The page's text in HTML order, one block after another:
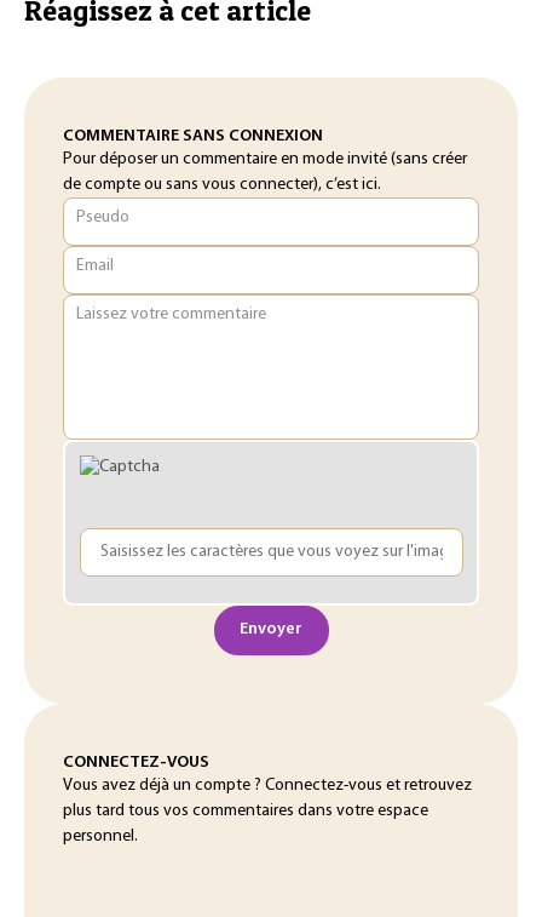
Réagissez à cet article
COMMENTAIRE SANS CONNEXION
Pour déposer un commentaire en mode invité (sans créer
de compte ou sans vous connecter), c’est ici.
Pseudo
Email
Laissez votre commentaire
Envoyer
CONNECTEZ-VOUS
Vous avez déjà un compte ? Connectez-vous et retrouvez
plus tard tous vos commentaires dans votre espace
personnel.